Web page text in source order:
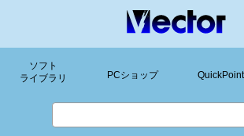
ソフト
ライブラリ
PCショップ QuickPoint